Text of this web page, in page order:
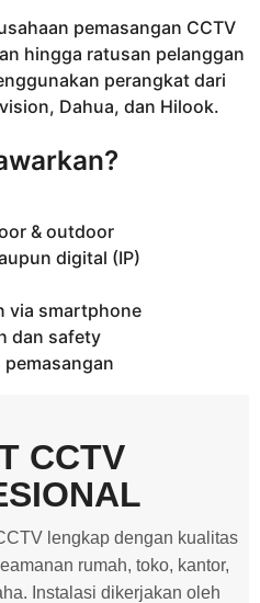
pemasangan CCTV
hingga ratusan pelanggan
perangkat dari
Dahua, dan Hilook.
& outdoor
digital (IP)
via smartphone
dan safety
pemasangan
CCTV
lengkap dengan kualitas
rumah, toko, kantor,
Instalasi dikerjakan oleh